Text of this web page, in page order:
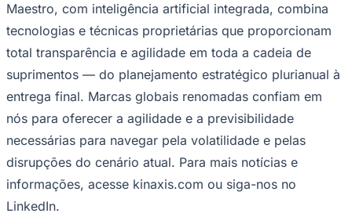
Maestro, com inteligência artificial integrada, combina
tecnologias e técnicas proprietárias que proporcionam
total transparência e agilidade em toda a cadeia de
suprimentos — do planejamento estratégico plurianual à
entrega final. Marcas globais renomadas confiam em
nós para oferecer a agilidade e a previsibilidade
necessárias para navegar pela volatilidade e pelas
disrupções do cenário atual. Para mais notícias e
informações, acesse kinaxis.com ou siga-nos no
LinkedIn.